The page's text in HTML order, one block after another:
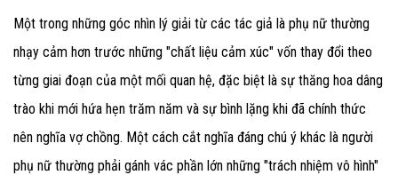
Một trong những góc nhìn lý giải từ các tác giả là phụ nữ thường
nhạy cảm hơn trước những "chất liệu cảm xúc" vốn thay đổi theo
từng giai đoạn của một mối quan hệ, đặc biệt là sự thăng hoa dâng
trào khi mới hứa hẹn trăm năm và sự bình lặng khi đã chính thức
nên nghĩa vợ chồng. Một cách cắt nghĩa đáng chú ý khác là người
phụ nữ thường phải gánh vác phần lớn những "trách nhiệm vô hình"